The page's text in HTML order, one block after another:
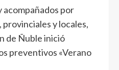
acompañados por
y locales,
de Ñuble inició
preventivos «Verano